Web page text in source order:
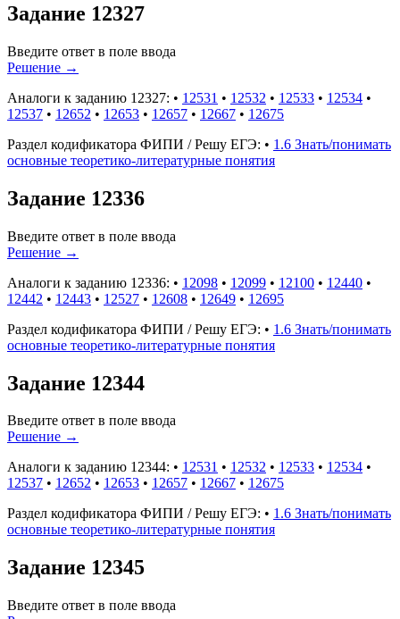
Задание 12327
Введите ответ в поле ввода
Решение →
Аналоги к заданию 12327: • 12531 • 12532 • 12533 • 12534 •
12537 • 12652 • 12653 • 12657 • 12667 • 12675
Раздел кодификатора ФИПИ / Решу ЕГЭ: • 1.6 Знать/понимать
основные теоретико-литературные понятия
Задание 12336
Введите ответ в поле ввода
Решение →
Аналоги к заданию 12336: • 12098 • 12099 • 12100 • 12440 •
12442 • 12443 • 12527 • 12608 • 12649 • 12695
Раздел кодификатора ФИПИ / Решу ЕГЭ: • 1.6 Знать/понимать
основные теоретико-литературные понятия
Задание 12344
Введите ответ в поле ввода
Решение →
Аналоги к заданию 12344: • 12531 • 12532 • 12533 • 12534 •
12537 • 12652 • 12653 • 12657 • 12667 • 12675
Раздел кодификатора ФИПИ / Решу ЕГЭ: • 1.6 Знать/понимать
основные теоретико-литературные понятия
Задание 12345
Введите ответ в поле ввода